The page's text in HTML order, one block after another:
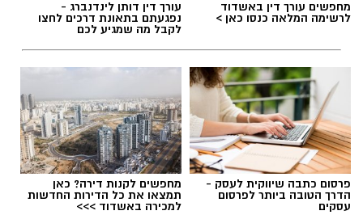
מחפשים עורך דין באשדוד
לרשימה המלאה כנסו כאן >
עורך דין דותן לינדנברג -
נפגעתם בתאונת דרכים לחצו
לקבל מה שמגיע לכם
פרסום כתבה שיווקית לעסק -
הדרך הטובה ביותר לפרסום
עסקים
מחפשים לקנות דירה? כאן
תמצאו את כל הדירות החדשות
למכירה באשדוד >>>